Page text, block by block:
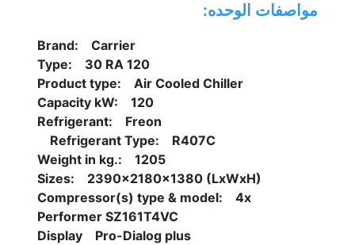
مواصفات الوحده:
Brand:    Carrier
Type:    30 RA 120
Product type:    Air Cooled Chiller
Capacity kW:    120
Refrigerant:    Freon
Refrigerant Type:    R407C
Weight in kg.:    1205
Sizes:    2390x2180x1380 (LxWxH)
Compressor(s) type & model:    4x
Performer SZ161T4VC
Display    Pro-Dialog plus